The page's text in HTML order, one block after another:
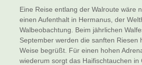
Eine Reise entlang der Walroute wäre
einen Aufenthalt in Hermanus, der
Walbeobachtung. Beim jährlichen
September werden die sanften Riesen
Weise begrüßt. Für einen hohen
wiederum sorgt das Haifischtauchen in